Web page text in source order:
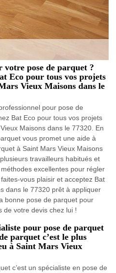
votre pose de parquet ?
Eco pour tous vos projets
Vieux Maisons dans le
pour pose de
Bat Eco pour tous vos projets
Maisons dans le 77320. En
vous promet une aide à
à Saint Mars Vieux Maisons
travailleurs habitués et
excellentes pour régler
vous plaisir et acceptez Bat
dans le 77320 prêt à appliquer
bonne pose de parquet pour
de votre devis chez lui !
pour pose de parquet
parquet c’est le plus
à Saint Mars Vieux
c’est un spécialiste en pose de